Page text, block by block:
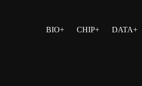
BIO+ CHIP+ DATA+